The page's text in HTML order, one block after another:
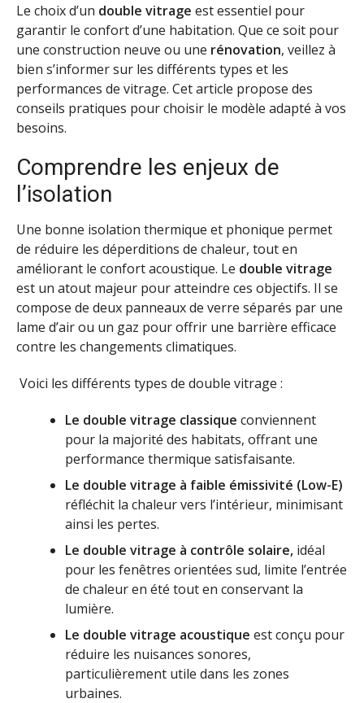
Le choix d’un double vitrage est essentiel pour
garantir le confort d’une habitation. Que ce soit pour
une construction neuve ou une rénovation, veillez à
bien s’informer sur les différents types et les
performances de vitrage. Cet article propose des
conseils pratiques pour choisir le modèle adapté à vos
besoins.
Comprendre les enjeux de
l’isolation
Une bonne isolation thermique et phonique permet
de réduire les déperditions de chaleur, tout en
améliorant le confort acoustique. Le double vitrage
est un atout majeur pour atteindre ces objectifs. Il se
compose de deux panneaux de verre séparés par une
lame d’air ou un gaz pour offrir une barrière efficace
contre les changements climatiques.
Voici les différents types de double vitrage :
Le double vitrage classique conviennent
pour la majorité des habitats, offrant une
performance thermique satisfaisante.
Le double vitrage à faible émissivité (Low-E)
réfléchit la chaleur vers l’intérieur, minimisant
ainsi les pertes.
Le double vitrage à contrôle solaire, idéal
pour les fenêtres orientées sud, limite l’entrée
de chaleur en été tout en conservant la
lumière.
Le double vitrage acoustique est conçu pour
réduire les nuisances sonores,
particulièrement utile dans les zones
urbaines.